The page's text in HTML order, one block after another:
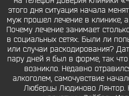
этого дня ситуация начала
муж прошел лечение в клинике,
Почему лечение занимает
в социальных сетях:. Были ли
или случаи раскодирования?
пару дней я был в форме, так
возникло. Недавно
алкоголем, самочувствие
Люберцы Людиново Лянтор.